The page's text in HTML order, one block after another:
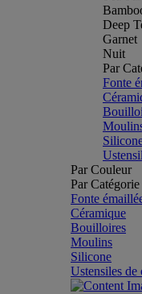
Deep
Garnet
Nuit
Par
Fonte
Par Couleur
Par Catégorie
Fonte
Céramique
Bouilloires
Moulins
Silicone
Ustensiles de